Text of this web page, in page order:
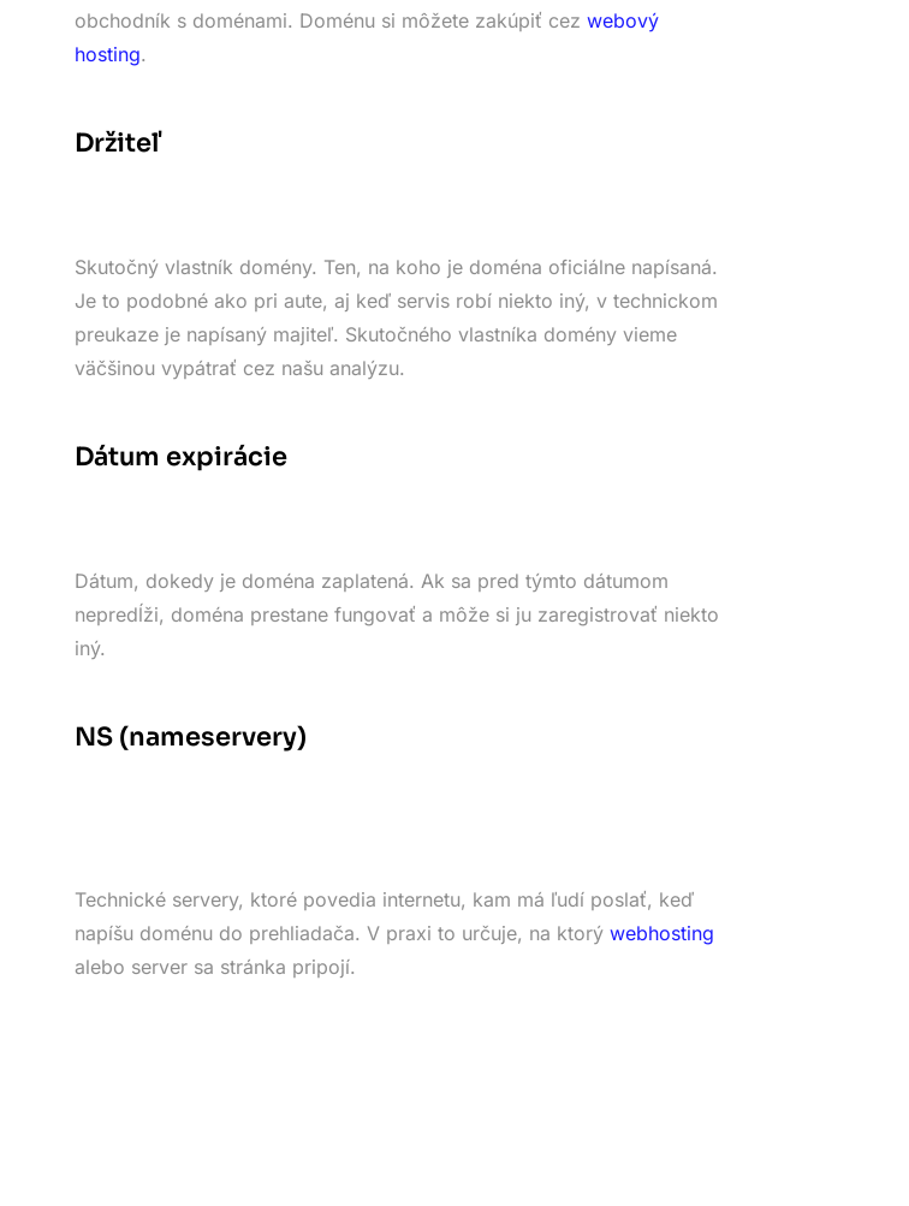
obchodník s doménami. Doménu si môžete zakúpiť cez webový
hosting.
Držiteľ
Skutočný vlastník domény. Ten, na koho je doména oficiálne napísaná.
Je to podobné ako pri aute, aj keď servis robí niekto iný, v technickom
preukaze je napísaný majiteľ. Skutočného vlastníka domény vieme
väčšinou vypátrať cez našu analýzu.
Dátum expirácie
Dátum, dokedy je doména zaplatená. Ak sa pred týmto dátumom
nepredĺži, doména prestane fungovať a môže si ju zaregistrovať niekto
iný.
NS (nameservery)
Technické servery, ktoré povedia internetu, kam má ľudí poslať, keď
napíšu doménu do prehliadača. V praxi to určuje, na ktorý webhosting
alebo server sa stránka pripojí.